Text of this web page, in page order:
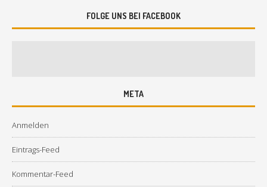
FOLGE UNS BEI FACEBOOK
META
Anmelden
Eintrags-Feed
Kommentar-Feed